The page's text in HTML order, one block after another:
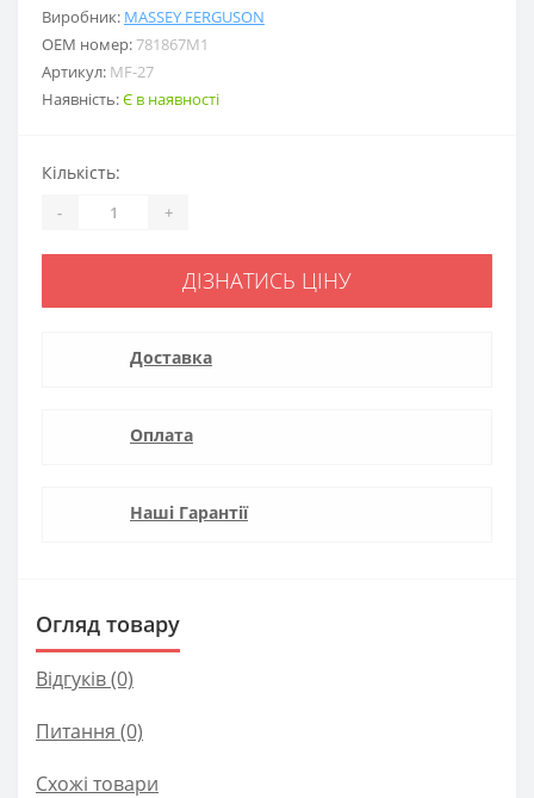
Виробник: MASSEY FERGUSON
ОЕМ номер:781867M1
Артикул: MF-27
Наявність:Є в наявності
Кількість:
- +
ДІЗНАТИСЬ ЦІНУ
Доставка
Оплата
Наші Гарантії
Огляд товару
Відгуків (0)
Питання (0)
Схожі товари